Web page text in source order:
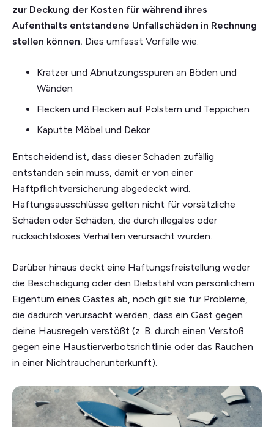
zur Deckung der Kosten für während ihres
Aufenthalts entstandene Unfallschäden in Rechnung
stellen können. Dies umfasst Vorfälle wie:
Kratzer und Abnutzungsspuren an Böden und
Wänden
Flecken und Flecken auf Polstern und Teppichen
Kaputte Möbel und Dekor
Entscheidend ist, dass dieser Schaden zufällig
entstanden sein muss, damit er von einer
Haftpflichtversicherung abgedeckt wird.
Haftungsausschlüsse gelten nicht für vorsätzliche
Schäden oder Schäden, die durch illegales oder
rücksichtsloses Verhalten verursacht wurden.
Darüber hinaus deckt eine Haftungsfreistellung weder
die Beschädigung oder den Diebstahl von persönlichem
Eigentum eines Gastes ab, noch gilt sie für Probleme,
die dadurch verursacht werden, dass ein Gast gegen
deine Hausregeln verstößt (z. B. durch einen Verstoß
gegen eine Haustierverbotsrichtlinie oder das Rauchen
in einer Nichtraucherunterkunft).